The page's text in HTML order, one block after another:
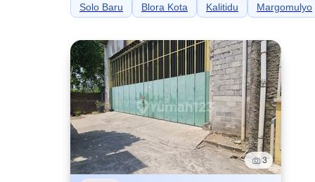
Solo Baru Blora Kota Kalitidu Margomulyo
3